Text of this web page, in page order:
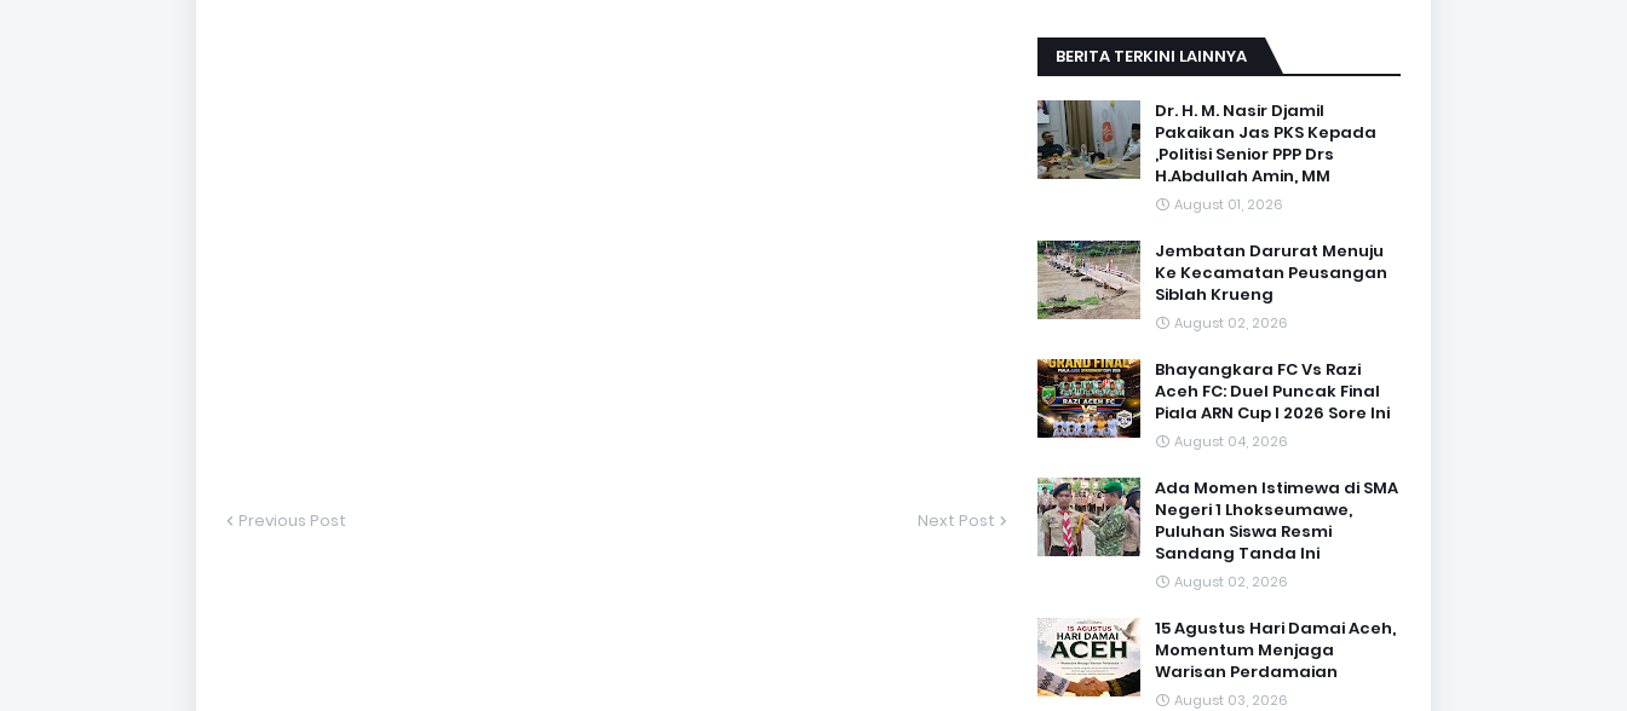
Previous Post Next Post
BERITA TERKINI LAINNYA
Dr. H. M. Nasir Djamil
Pakaikan Jas PKS Kepada
,Politisi Senior PPP Drs
H.Abdullah Amin, MM
August 01, 2026
Jembatan Darurat Menuju
Ke Kecamatan Peusangan
Siblah Krueng
August 02, 2026
Bhayangkara FC Vs Razi
Aceh FC: Duel Puncak Final
Piala ARN Cup I 2026 Sore Ini
August 04, 2026
Ada Momen Istimewa di SMA
Negeri 1 Lhokseumawe,
Puluhan Siswa Resmi
Sandang Tanda Ini
August 02, 2026
15 Agustus Hari Damai Aceh,
Momentum Menjaga
Warisan Perdamaian
August 03, 2026